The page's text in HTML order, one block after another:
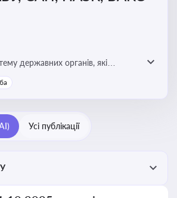
державних органів, які
виявлення та розслідування
що є ключовим
та бізнесі
Усі публікації